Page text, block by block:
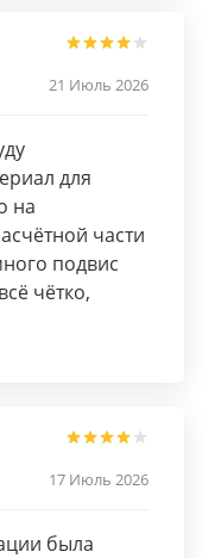
21 Июль 2026
для
на
части
подвис
чётко,
17 Июль 2026
была